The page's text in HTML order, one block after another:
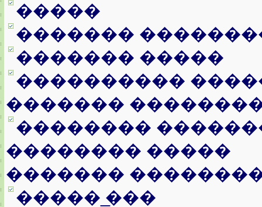
�����
�������
������� �����
����������
�������
��������
�������� �����
�������
����� ̲���